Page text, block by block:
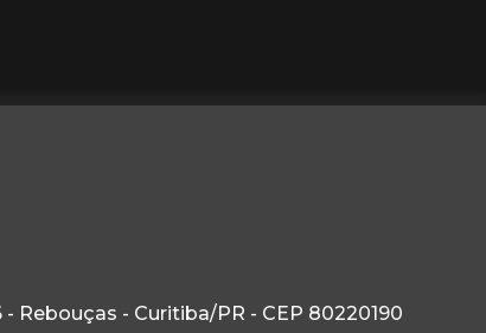
- Rebouças - Curitiba/PR - CEP 80220190